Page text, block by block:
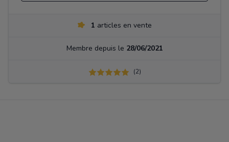
1 articles en vente
Membre depuis le 28/06/2021
(2)